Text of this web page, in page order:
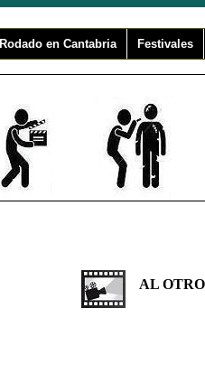
Rodado en Cantabria Festivales
AL